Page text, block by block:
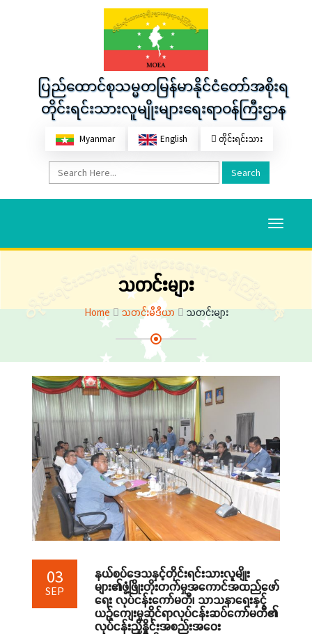
ပြည်ထောင်စုသမ္မတမြန်မာနိုင်ငံတော်အစိုးရ
တိုင်းရင်းသားလူမျိုးများရေးရာဝန်ကြီးဌာန
Myanmar English တိုင်းရင်းသား
Search
Toggle
သတင်းများ
Home သတင်းမီဒီယာ သတင်းများ
03
SEP
နယ်စပ်ဒေသနှင့်တိုင်းရင်းသားလူမျိုး
များ၏ဖွံ့ဖြိုးတိုးတက်မှုအကောင်အထည်ဖော်
ရေး လုပ်ငန်းကော်မတီ၊ သာသနာရေးနှင့်
ယဉ်ကျေးမှုဆိုင်ရာလုပ်ငန်းဆပ်ကော်မတီ၏
လုပ်ငန်းညှိနှိုင်းအစည်းအဝေး